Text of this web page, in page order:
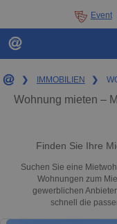
Event
❯ IMMOBILIEN ❯
Wohnung mieten –
Finden Sie Ihre
Suchen Sie eine
Wohnungen zum
gewerblichen
schnell die